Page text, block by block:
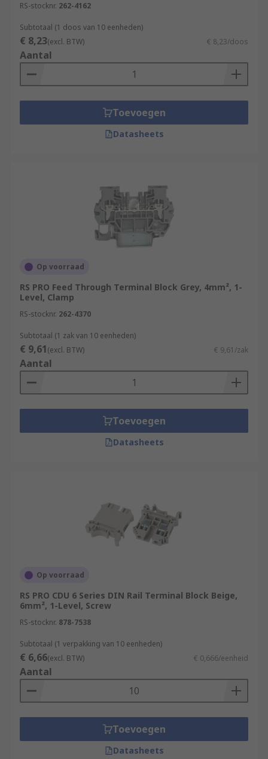
RS-stocknr. 262-4162
Subtotaal (1 doos van 10 eenheden)
€ 8,23(excl. BTW) € 8,23/doos
Aantal
Toevoegen
Datasheets
Op voorraad
RS PRO Feed Through Terminal Block Grey, 4mm², 1-
Level, Clamp
RS-stocknr. 262-4370
Subtotaal (1 zak van 10 eenheden)
€ 9,61(excl. BTW) € 9,61/zak
Aantal
Toevoegen
Datasheets
Op voorraad
RS PRO CDU 6 Series DIN Rail Terminal Block Beige,
6mm², 1-Level, Screw
RS-stocknr. 878-7538
Subtotaal (1 verpakking van 10 eenheden)
€ 6,66(excl. BTW) € 0,666/eenheid
Aantal
Toevoegen
Datasheets